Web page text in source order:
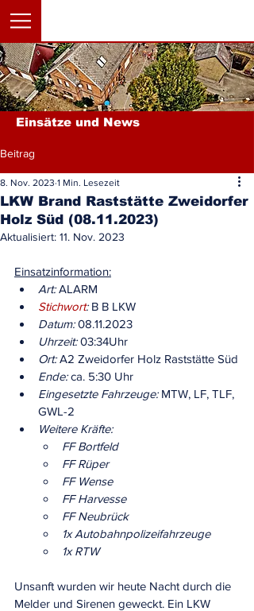
Einsätze und News
Beitrag
LKW Brand Raststätte Zweidorfer
Holz Süd (08.11.2023)
8. Nov. 2023 1 Min. Lesezeit
Aktualisiert: 11. Nov. 2023
Einsatzinformation:
Art: ALARM
Stichwort: B B LKW
Datum: 08.11.2023
Uhrzeit: 03:34Uhr
Ort: A2 Zweidorfer Holz Raststätte Süd
Ende: ca. 5:30 Uhr
Eingesetzte Fahrzeuge: MTW, LF, TLF,
GWL-2
Weitere Kräfte:
FF Bortfeld
FF Rüper
FF Wense
FF Harvesse
FF Neubrück
1x Autobahnpolizeifahrzeuge
1x RTW
Unsanft wurden wir heute Nacht durch die
Melder und Sirenen geweckt. Ein LKW